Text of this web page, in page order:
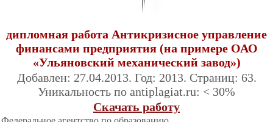
дипломная работа Антикризисное управление
финансами предприятия (на примере ОАО
«Ульяновский механический завод»)
Добавлен: 27.04.2013. Год: 2013. Страниц: 63.
Уникальность по antiplagiat.ru: < 30%
Скачать работу